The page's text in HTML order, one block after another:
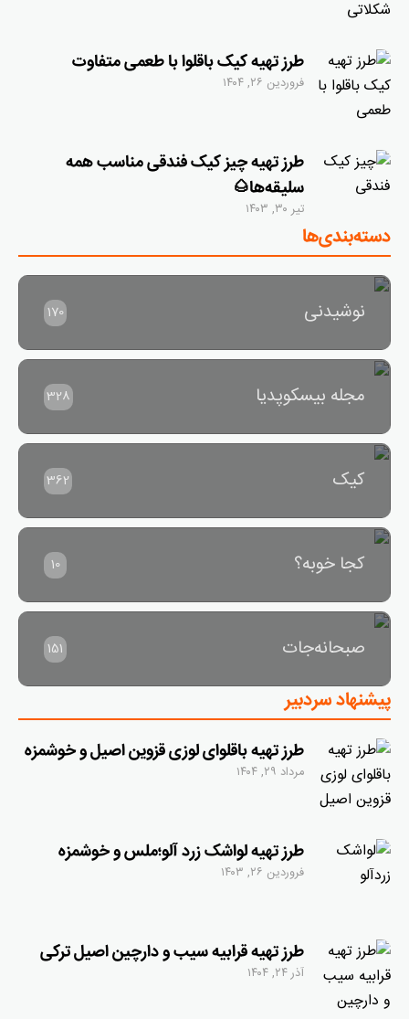
طرز تهیه کیک باقلوا با طعمی متفاوت
فروردین ۲۶, ۱۴۰۴
طرز تهیه چیز کیک فندقی مناسب همه
سلیقه‌ها🌰
تیر ۳۰, ۱۴۰۳
دسته‌بندی‌ها
نوشیدنی 170
مجله بیسکوپدیا 328
کیک 362
کجا خوبه؟ 10
صبحانه‌جات 151
پیشنهاد سردبیر
طرز تهیه باقلوای لوزی قزوین اصیل و خوشمزه
مرداد ۲۹, ۱۴۰۴
طرز تهیه لواشک زرد آلو؛ملس و خوشمزه
فروردین ۲۶, ۱۴۰۳
طرز تهیه قرابیه سیب و دارچین اصیل ترکی
آذر ۲۴, ۱۴۰۴